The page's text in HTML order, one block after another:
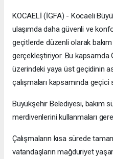
KOCAELİ (İGFA) - Kocaeli
ulaşımda daha güvenli ve
geçitlerde düzenli olarak bakım
gerçekleştiriyor. Bu kapsamda
üzerindeki yaya üst geçidinin
çalışmaları kapsamında geçici
Büyükşehir Belediyesi, bakım
merdivenlerini kullanmaları
Çalışmaların kısa sürede
vatandaşların mağduriyet